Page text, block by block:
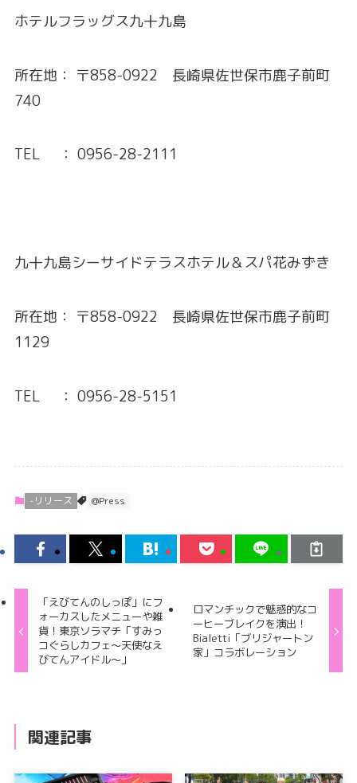
ホテルフラッグス九十九島
所在地： 〒858-0922 長崎県佐世保市鹿子前町
740
TEL ： 0956-28-2111
九十九島シーサイドテラスホテル＆スパ花みずき
所在地： 〒858-0922 長崎県佐世保市鹿子前町
1129
TEL ： 0956-28-5151
-リリース @Press
「えびてんのしっぽ」にフ
ォーカスしたメニューや雑
貨！東京ソラマチ「すみっ
コぐらしカフェ～天使なえ
びてんアイドル～」
ロマンチックで魅惑的なコ
ーヒーブレイクを演出！
Bialetti「ブリジャートン
家」コラボレーション
関連記事